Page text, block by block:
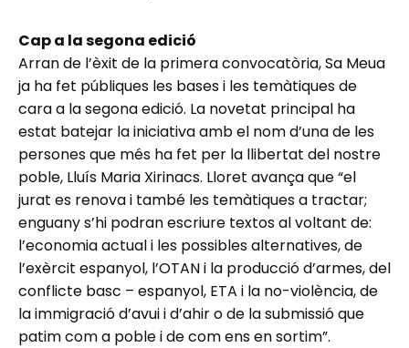
Cap a la segona edició
Arran de l’èxit de la primera convocatòria, Sa Meua
ja ha fet públiques les bases i les temàtiques de
cara a la segona edició. La novetat principal ha
estat batejar la iniciativa amb el nom d’una de les
persones que més ha fet per la llibertat del nostre
poble, Lluís Maria Xirinacs. Lloret avança que “el
jurat es renova i també les temàtiques a tractar;
enguany s’hi podran escriure textos al voltant de:
l’economia actual i les possibles alternatives, de
l’exèrcit espanyol, l’OTAN i la producció d’armes, del
conflicte basc – espanyol, ETA i la no-violència, de
la immigració d’avui i d’ahir o de la submissió que
patim com a poble i de com ens en sortim”.